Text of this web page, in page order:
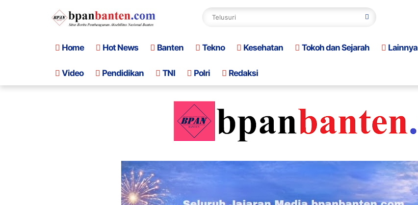
Home Hot News Banten Tekno Kesehatan Tokoh dan Sejarah Lainnya
Video Pendidikan TNI Polri Redaksi